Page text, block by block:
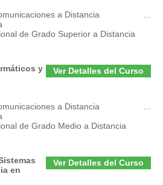
a Distancia
de Grado Superior a Distancia
Ver Detalles del Curso
y
a Distancia
de Grado Medio a Distancia
Ver Detalles del Curso
en